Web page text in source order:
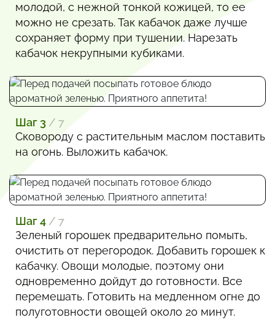
молодой, с нежной тонкой кожицей, то ее
можно не срезать. Так кабачок даже лучше
сохраняет форму при тушении. Нарезать
кабачок некрупными кубиками.
Шаг 3 / 7
Сковороду с растительным маслом поставить
на огонь. Выложить кабачок.
Шаг 4 / 7
Зеленый горошек предварительно помыть,
очистить от перегородок. Добавить горошек к
кабачку. Овощи молодые, поэтому они
одновременно дойдут до готовности. Все
перемешать. Готовить на медленном огне до
полуготовности овощей около 20 минут.